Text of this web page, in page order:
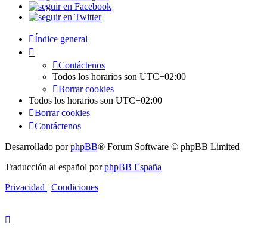
Índice general
Contáctenos
Todos los horarios son UTC+02:00
Borrar cookies
Todos los horarios son UTC+02:00
Borrar cookies
Contáctenos
Desarrollado porphpBB® Forum Software © phpBB Limited
Traducción al español porphpBB España
Privacidad | Condiciones